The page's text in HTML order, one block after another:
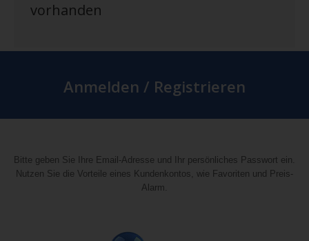
vorhanden
Anmelden / Registrieren
Bitte geben Sie Ihre Email-Adresse und Ihr persönliches Passwort ein.
Nutzen Sie die Vorteile eines Kundenkontos, wie Favoriten und Preis-
Alarm.